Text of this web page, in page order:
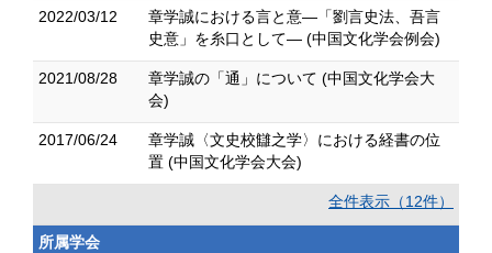
2022/03/12
章学誠における言と意―「劉言史法、吾言
史意」を糸口として― (中国文化学会例会)
2021/08/28
章学誠の「通」について (中国文化学会大
会)
2017/06/24
章学誠〈文史校讎之学〉における経書の位
置 (中国文化学会大会)
全件表示（12件）
所属学会